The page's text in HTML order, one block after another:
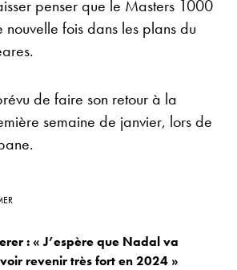
penser que le Masters 1000
nouvelle fois dans les plans du
de faire son retour à la
semaine de janvier, lors de
: « J’espère que Nadal va
revenir très fort en 2024 »